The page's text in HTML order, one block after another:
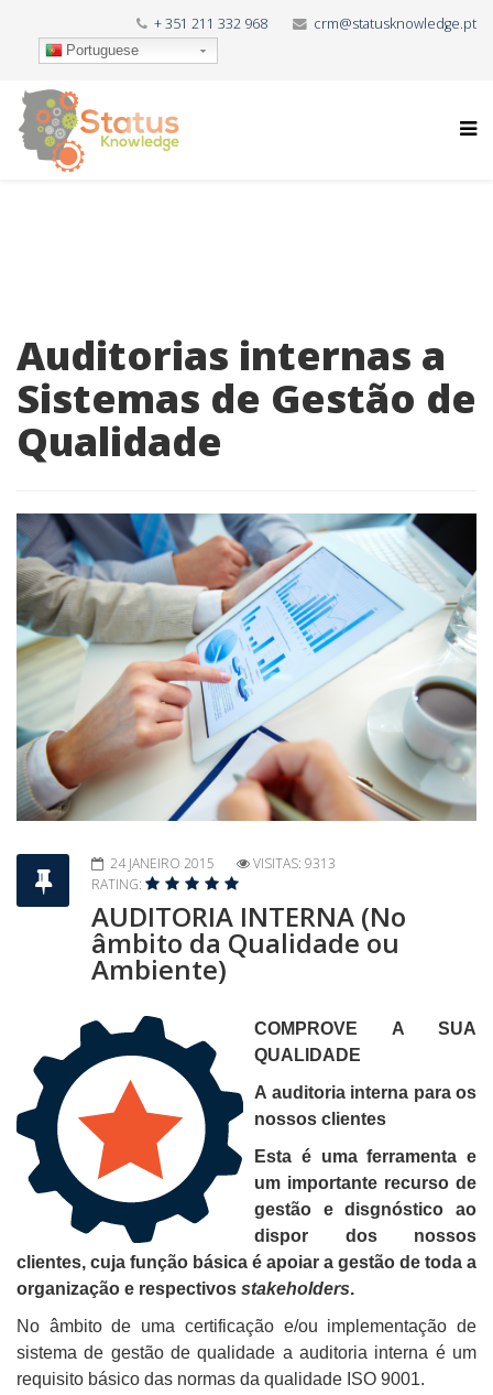
+ 351 211 332 968 crm@statusknowledge.pt
Portuguese
Auditorias internas a
Sistemas de Gestão de
Qualidade
24 JANEIRO 2015
VISITAS: 9313
RATING:
AUDITORIA INTERNA (No
âmbito da Qualidade ou
Ambiente)
COMPROVE A SUA
QUALIDADE
A auditoria interna para os
nossos clientes
Esta é uma ferramenta e
um importante recurso de
gestão e disgnóstico ao
dispor dos nossos
clientes, cuja função básica é apoiar a gestão de toda a
organização e respectivos stakeholders.
No âmbito de uma certificação e/ou implementação de
sistema de gestão de qualidade a auditoria interna é um
requisito básico das normas da qualidade ISO 9001.